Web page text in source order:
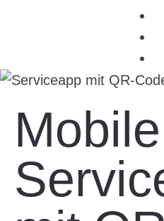
Mobile